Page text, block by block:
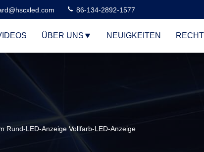
86-134-2892-1577
ÜBER UNS NEUIGKEITEN
Rund-LED-Anzeige Vollfarb-LED-Anzeige